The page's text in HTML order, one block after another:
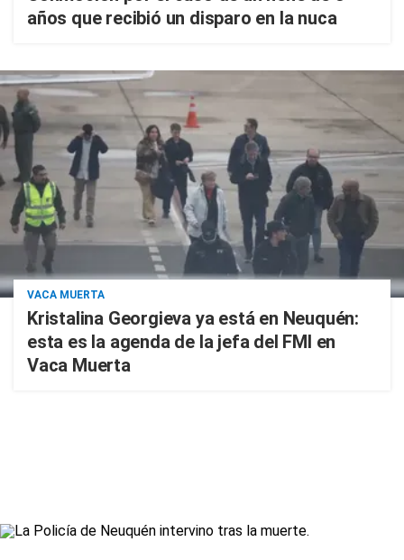
años que recibió un disparo en la nuca
VACA MUERTA
Kristalina Georgieva ya está en Neuquén:
esta es la agenda de la jefa del FMI en
Vaca Muerta